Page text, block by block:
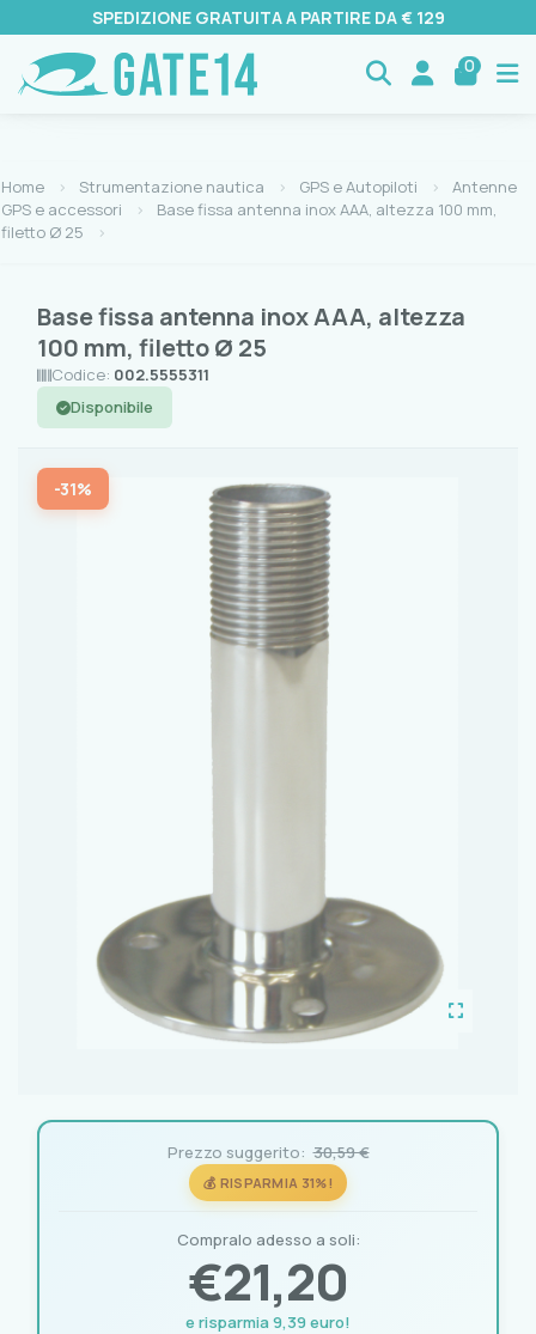
SPEDIZIONE GRATUITA A PARTIRE DA € 129
0
Home Strumentazione nautica GPS e Autopiloti
Antenne
GPS e accessori
Base fissa antenna inox AAA, altezza 100 mm,
filetto Ø 25
Base fissa antenna inox AAA, altezza
100 mm, filetto Ø 25
Codice: 002.5555311
Disponibile
-31%
Prezzo suggerito: 30,59 €
💰 RISPARMIA 31%!
Compralo adesso a soli:
€21,20
e risparmia 9,39 euro!